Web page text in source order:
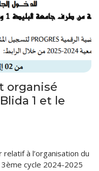
Sociales
organisé
1 et le
à l’organisation du
3ème cycle 2024-2025